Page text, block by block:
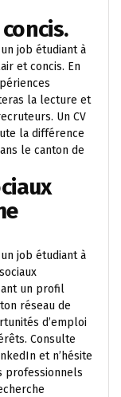
job étudiant à
et concis. En
la lecture et
Un CV
la différence
le canton de
job étudiant à
un profil
réseau de
d’emploi
Consulte
et n’hésite
professionnels